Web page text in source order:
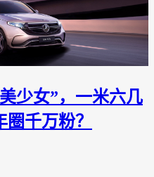
少女”，一米六几
千万粉？